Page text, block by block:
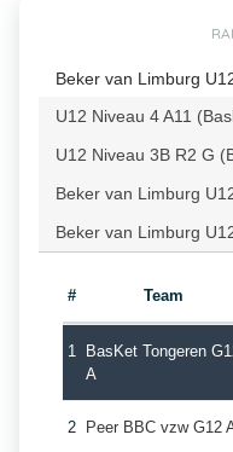
Beker van Limburg
U12 Niveau 4 A11
U12 Niveau 3B R2 G
Beker van Limburg
Beker van Limburg
# Team
1
BasKet Tongeren
A
2 Peer BBC vzw G12